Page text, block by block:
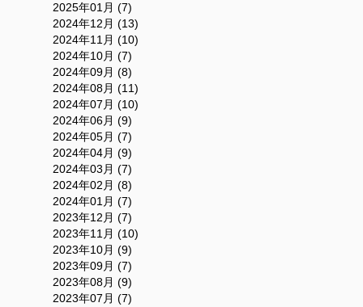
2025年01月 (7)
2024年12月 (13)
2024年11月 (10)
2024年10月 (7)
2024年09月 (8)
2024年08月 (11)
2024年07月 (10)
2024年06月 (9)
2024年05月 (7)
2024年04月 (9)
2024年03月 (7)
2024年02月 (8)
2024年01月 (7)
2023年12月 (7)
2023年11月 (10)
2023年10月 (9)
2023年09月 (7)
2023年08月 (9)
2023年07月 (7)